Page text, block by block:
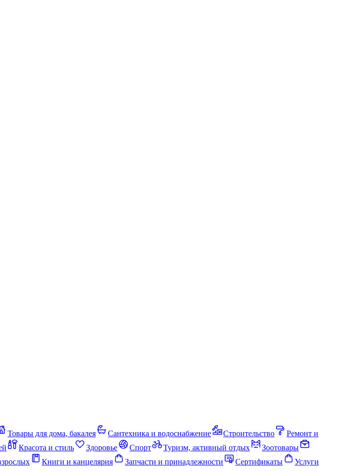
Товары для дома, бакалея Сантехника и водоснабжение Строительство
Ремонт и
Красота и стиль Здоровье Спорт Туризм, активный отдых
Зоотовары
Книги и канцелярия Запчасти и принадлежности Сертификаты
Услуги